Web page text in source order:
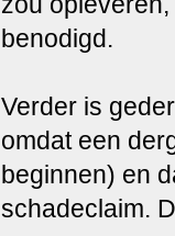
benodigd.
Verder is
omdat een
beginnen) en
schadeclaim.